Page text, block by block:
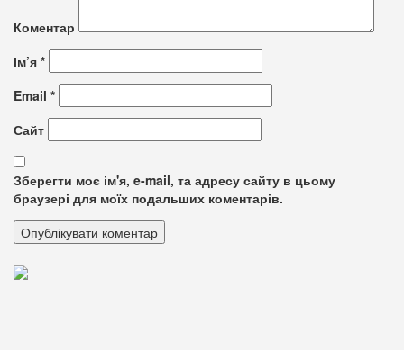
Коментар
Ім’я *
Email *
Сайт
Зберегти моє ім'я, e-mail, та адресу сайту в цьому
браузері для моїх подальших коментарів.